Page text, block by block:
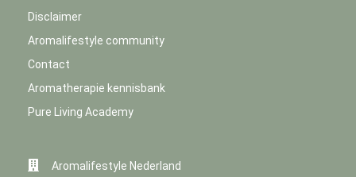
Disclaimer
Aromalifestyle community
Contact
Aromatherapie kennisbank
Pure Living Academy
Aromalifestyle Nederland